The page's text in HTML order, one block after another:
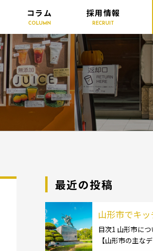
コラム
COLUMN
採用情報
RECRUIT
最近の投稿
山形市でキッ
ー開業するな
のレンタル
目次1 山形市につ
【山形市の主なデ